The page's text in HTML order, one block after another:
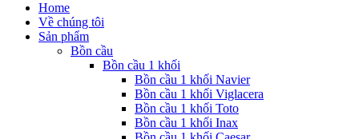
Home
Về chúng tôi
Sản phẩm
Bồn cầu
Bồn cầu 1 khối
Bồn cầu 1 khối Navier
Bồn cầu 1 khối Viglacera
Bồn cầu 1 khối Toto
Bồn cầu 1 khối Inax